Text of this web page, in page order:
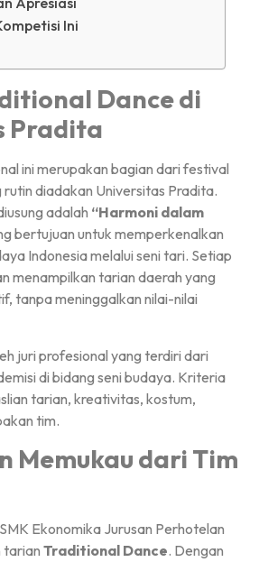
Ini
Dance di
Pradita
ini merupakan bagian dari festival
rutin diadakan Universitas Pradita.
adalah “Harmoni dalam
bertujuan untuk memperkenalkan
Indonesia melalui seni tari. Setiap
menampilkan tarian daerah yang
tanpa meninggalkan nilai-nilai
juri profesional yang terdiri dari
di bidang seni budaya. Kriteria
tarian, kreativitas, kostum,
tim.
Memukau dari Tim
Ekonomika Jurusan Perhotelan
tarian Traditional Dance. Dengan